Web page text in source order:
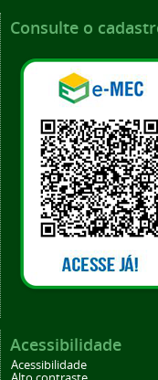
Consulte o
Acessibilidade
Acessibilidade